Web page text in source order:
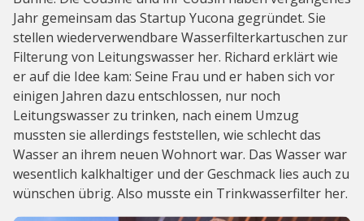
Jahr gemeinsam das Startup Yucona gegründet. Sie
stellen wiederverwendbare Wasserfilterkartuschen zur
Filterung von Leitungswasser her. Richard erklärt wie
er auf die Idee kam: Seine Frau und er haben sich vor
einigen Jahren dazu entschlossen, nur noch
Leitungswasser zu trinken, nach einem Umzug
mussten sie allerdings feststellen, wie schlecht das
Wasser an ihrem neuen Wohnort war. Das Wasser war
wesentlich kalkhaltiger und der Geschmack lies auch zu
wünschen übrig. Also musste ein Trinkwasserfilter her.